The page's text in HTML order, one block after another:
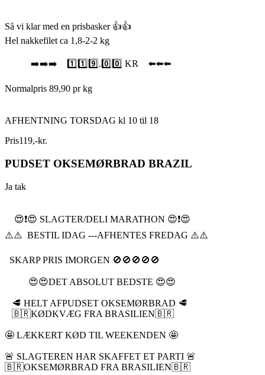
Så vi klar med en prisbasker 👍👍
Hel nakkefilet ca 1,8-2-2 kg
➡️➡️➡️ 1️⃣1️⃣9️⃣.0️⃣0️⃣ KR ⬅️⬅️⬅️
Normalpris 89,90 pr kg
AFHENTNING TORSDAG kl 10 til 18
Pris119,-kr.
PUDSET OKSEMØRBRAD BRAZIL
Ja tak
😍❗️😍 SLAGTER/DELI MARATHON 😍❗️😍
⚠️⚠️ BESTIL IDAG ---AFHENTES FREDAG ⚠️⚠️
SKARP PRIS IMORGEN 🚫🚫🚫🚫🚫
😍😍DET ABSOLUT BEDSTE 😍😍
🥩 HELT AFPUDSET OKSEMØRBRAD 🥩
🇧🇷KØDKVÆG FRA BRASILIEN🇧🇷
🤩 LÆKKERT KØD TIL WEEKENDEN 🤩
🚨 SLAGTEREN HAR SKAFFET ET PARTI 🚨
🇧🇷OKSEMØRBRAD FRA BRASILIEN🇧🇷